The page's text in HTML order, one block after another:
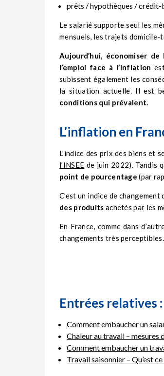
prêts / hypothèques / crédit-
Le salarié supporte seul les
mensuels, les trajets domicile-
Aujourd’hui, économiser de
l’emploi face à l’inflation
subissent également les
la situation actuelle. Il est
conditions qui prévalent.
L’inflation en
L’indice des prix des biens et
l’INSEE de juin 2022). Tandis
point de pourcentage (par
C’est un indice de
des produits achetés par les
En France, comme dans
changements très
Entrées relatives :
Comment embaucher un
Chaleur au travail – mesures
Comment embaucher un
Travail saisonnier – Qu’est